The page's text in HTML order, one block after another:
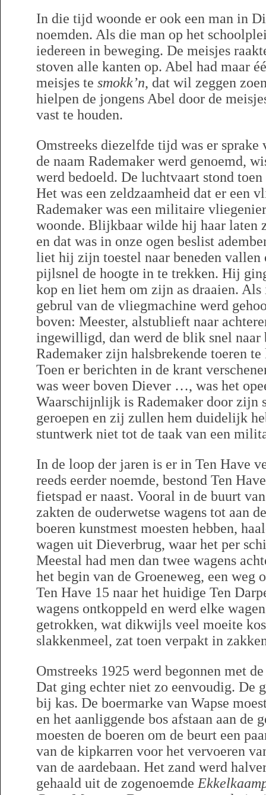
In die tijd woonde er ook een man in
noemden. Als die man op het
iedereen in beweging. De meisjes
stoven alle kanten op. Abel had maar
meisjes te smokk’n, dat wil zeggen
hielpen de jongens Abel door de
vast te houden.
Omstreeks diezelfde tijd was er sprake
de naam Rademaker werd genoemd,
werd bedoeld. De luchtvaart stond
Het was een zeldzaamheid dat er een
Rademaker was een militaire
woonde. Blijkbaar wilde hij haar laten
en dat was in onze ogen beslist
liet hij zijn toestel naar beneden vallen
pijlsnel de hoogte in te trekken. Hij
kop en liet hem om zijn as draaien.
gebrul van de vliegmachine werd
boven: Meester, alstublieft naar
ingewilligd, dan werd de blik snel naar
Rademaker zijn halsbrekende toeren
Toen er berichten in de krant
was weer boven Diever …, was het
Waarschijnlijk is Rademaker door zijn
geroepen en zij zullen hem duidelijk
stuntwerk niet tot de taak van een
In de loop der jaren is er in Ten Have
reeds eerder noemde, bestond Ten
fietspad er naast. Vooral in de buurt
zakten de ouderwetse wagens tot aan
boeren kunstmest moesten hebben,
wagen uit Dieverbrug, waar het per
Meestal had men dan twee wagens
het begin van de Groeneweg, een weg
Ten Have 15 naar het huidige Ten
wagens ontkoppeld en werd elke
getrokken, wat dikwijls veel moeite
slakkenmeel, zat toen verpakt in
Omstreeks 1925 werd begonnen met
Dat ging echter niet zo eenvoudig. De
bij kas. De boermarke van Wapse
en het aanliggende bos afstaan aan de
moesten de boeren om de beurt een
van de kipkarren voor het vervoeren
van de aardebaan. Het zand werd
gehaald uit de zogenoemde